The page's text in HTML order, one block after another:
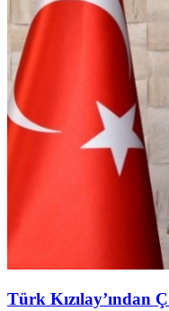
Türk Kızılay’ından